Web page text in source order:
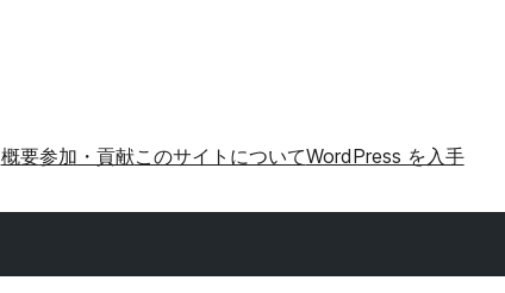
概要参加・貢献このサイトについてWordPress を入手